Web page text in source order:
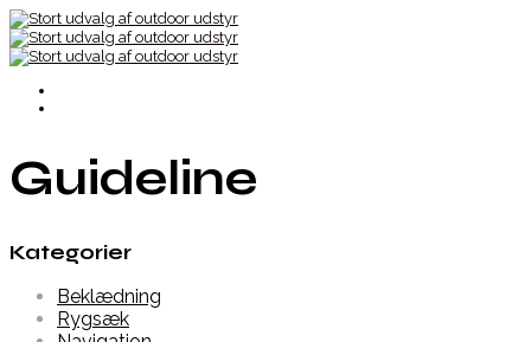
Guideline
Kategorier
Beklædning
Rygsæk